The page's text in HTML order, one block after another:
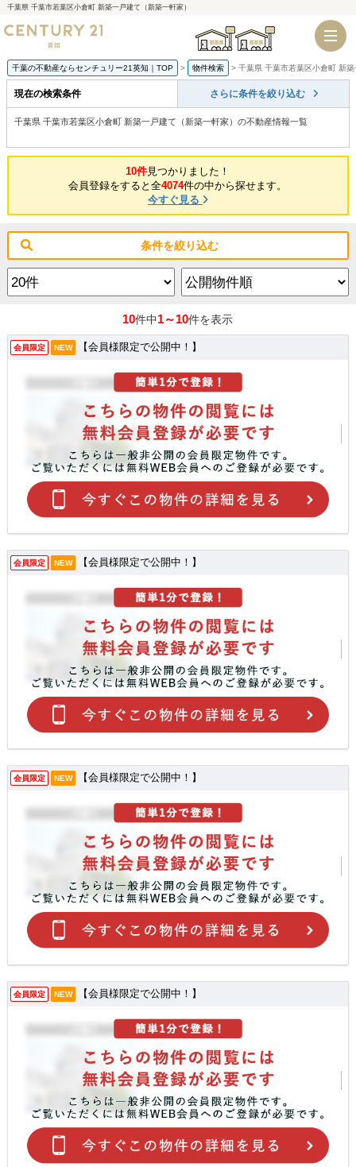
千葉県 千葉市若葉区小倉町 新築一戸建て（新築一軒家）
千葉店 船橋店
千葉の不動産ならセンチュリー21英知｜TOP 物件検索 千葉県 千葉市若葉区小倉町 新
現在の検索条件 さらに条件を絞り込む
千葉県 千葉市若葉区小倉町 新築一戸建て（新築一軒家）の不動産情報一覧
10件見つかりました！
会員登録をすると全4074件の中から探せます。
今すぐ見る
条件を絞り込む
10件中1～10件を表示
会員限定 NEW 【会員様限定で公開中！】
会員限定 NEW 【会員様限定で公開中！】
会員限定 NEW 【会員様限定で公開中！】
会員限定 NEW 【会員様限定で公開中！】